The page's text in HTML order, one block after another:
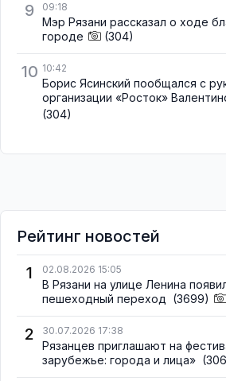
9 09:18
Мэр Рязани рассказал о ходе
городе
(304)
10 10:42
Борис Ясинский пообщался с
организации «Росток»
(304)
Рейтинг новостей
1
02.08.2026 15:05
В Рязани на улице Ленина
пешеходный переход (3699)
2 30.07.2026 17:38
Рязанцев приглашают на
зарубежье: города и лица»